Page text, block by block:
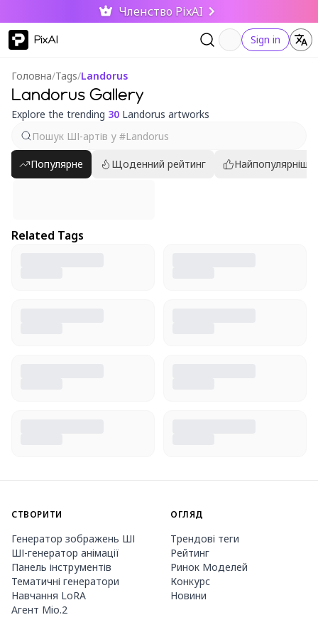
Членство PixAI
PixAI Sign in
Головна/Tags/Landorus
Landorus Gallery
Explore the trending 30 Landorus artworks
Популярне Щоденний рейтинг Найпопулярніші
Related Tags
СТВОРИТИ
Генератор зображень ШІ
ШІ-генератор анімації
Панель інструментів
Тематичні генератори
Навчання LoRA
Агент Mio.2
ОГЛЯД
Трендові теги
Рейтинг
Ринок Моделей
Конкурс
Новини